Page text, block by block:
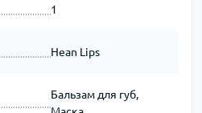
1
Hean Lips
Бальзам для губ,